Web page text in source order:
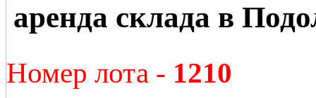
аренда склада в
Номер лота - 1210